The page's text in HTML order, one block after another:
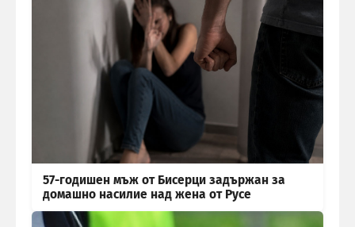
57-годишен мъж от Бисерци задържан за
домашно насилие над жена от Русе